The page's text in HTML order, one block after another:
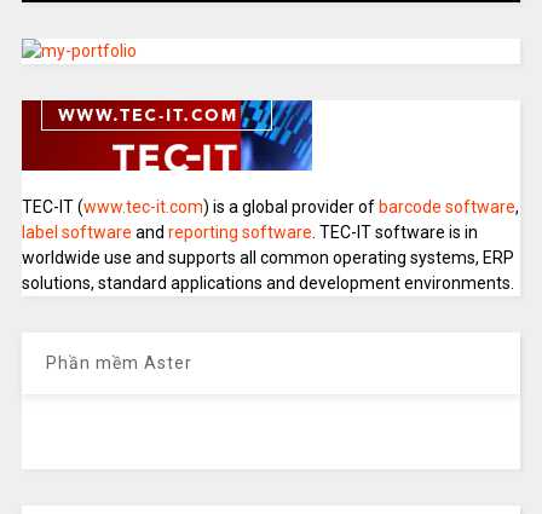
TEC-IT (www.tec-it.com) is a global provider of barcode software,
label software and reporting software. TEC-IT software is in
worldwide use and supports all common operating systems, ERP
solutions, standard applications and development environments.
Phần mềm Aster